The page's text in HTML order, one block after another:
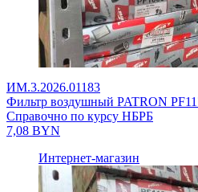
ИМ.3.2026.01183
Фильтр воздушный PATRON
Справочно по курсу НБРБ
7,08 BYN
Интернет-магазин